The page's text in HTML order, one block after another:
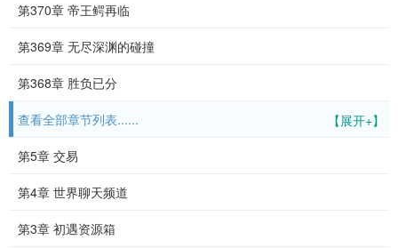
第370章 帝王鳄再临
第369章 无尽深渊的碰撞
第368章 胜负已分
【展开+】
查看全部章节列表......
第5章 交易
第4章 世界聊天频道
第3章 初遇资源箱